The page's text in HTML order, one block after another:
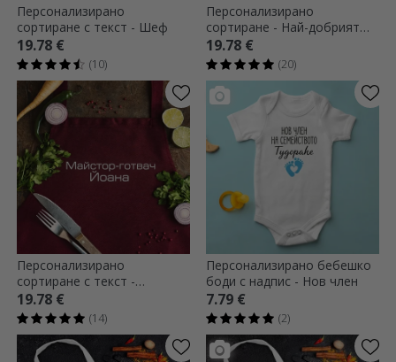
Персонализирано
сортиране с текст - Шеф
19.78 €
(10)
Персонализирано
сортиране - Най-добрият
готвач
19.78 €
(20)
Персонализирано
сортиране с текст -
Premium MasterChef
19.78 €
(14)
Персонализирано бебешко
боди с надпис - Нов член
7.79 €
(2)